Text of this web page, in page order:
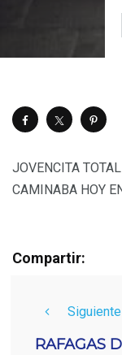
JOVENCITA
CAMINABA HOY
Compartir:
RAFAGAS